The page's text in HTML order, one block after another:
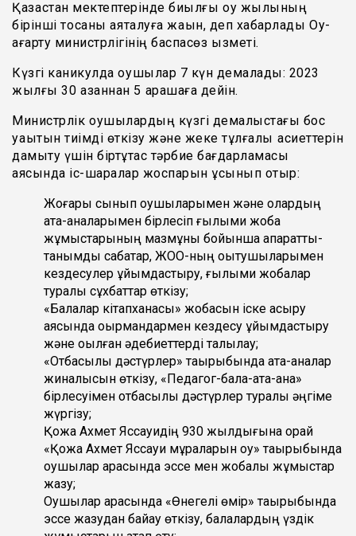
Қазақстан мектептерінде биылғы оқу жылының
бірінші тоқсаны аяқталуға жақын, деп хабарлады Оқу-
ағарту министрлігінің баспасөз қызметі.
Күзгі каникулда оқушылар 7 күн демалады: 2023
жылғы 30 қазаннан 5 қарашаға дейін.
Министрлік оқушылардың күзгі демалыстағы бос
уақытын тиімді өткізу және жеке тұлғалық қасиеттерін
дамыту үшін біртұтас тәрбие бағдарламасы
аясында іс-шаралар жоспарын ұсынып отыр:
Жоғары сынып оқушыларымен және олардың
ата-аналарымен бірлесіп ғылыми жоба
жұмыстарының мазмұны бойынша ақпараттық-
танымдық сабақтар, ЖОО-ның оқытушыларымен
кездесулер ұйымдастыру, ғылыми жобалар
туралы сұхбаттар өткізу;
«Балалар кітапханасы» жобасын іске асыру
аясында оқырмандармен кездесу ұйымдастыру
және оқылған әдебиеттерді талқылау;
«Отбасылық дәстүрлер» тақырыбында ата-аналар
жиналысын өткізу, «Педагог-бала-ата-ана»
бірлесуімен отбасылық дәстүрлер туралы әңгіме
жүргізу;
Қожа Ахмет Яссауидің 930 жылдығына орай
«Қожа Ахмет Яссауи мұраларын оқу» тақырыбында
оқушылар арасында эссе мен жобалық жұмыстар
жазу;
Оқушылар арасында «Өнегелі өмір» тақырыбында
эссе жазудан байқау өткізу, балалардың үздік